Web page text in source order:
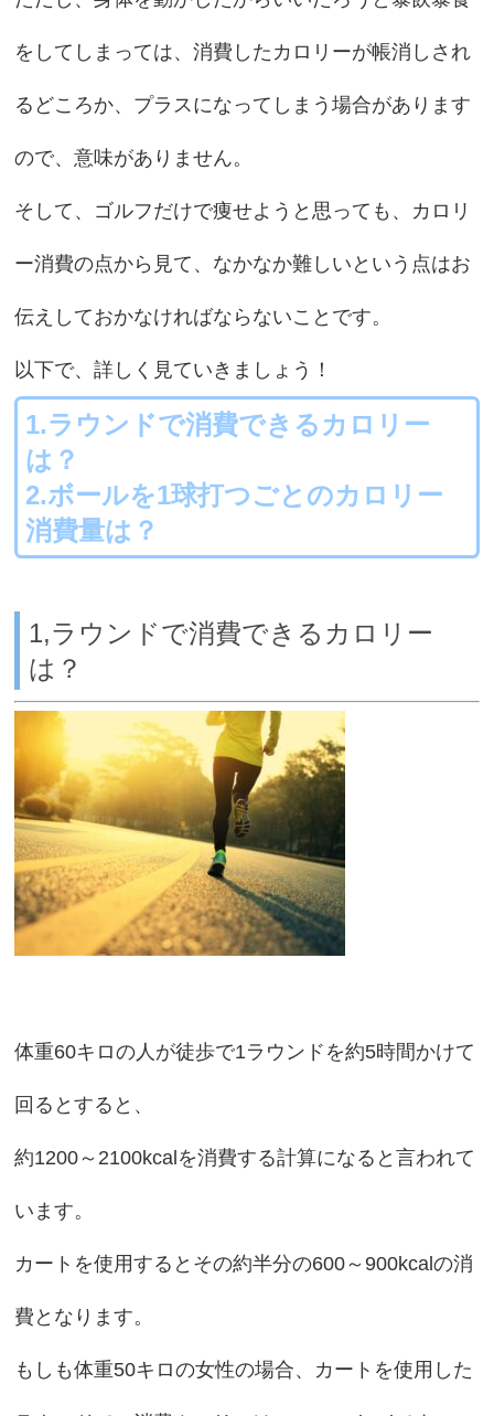
をしてしまっては、消費したカロリーが帳消しされ
るどころか、プラスになってしまう場合があります
ので、意味がありません。
そして、ゴルフだけで痩せようと思っても、カロリ
ー消費の点から見て、なかなか難しいという点はお
伝えしておかなければならないことです。
以下で、詳しく見ていきましょう！
1.ラウンドで消費できるカロリー
は？
2.ボールを1球打つごとのカロリー
消費量は？
1,ラウンドで消費できるカロリー
は？
体重60キロの人が徒歩で1ラウンドを約5時間かけて
回るとすると、
約1200～2100kcalを消費する計算になると言われて
います。
カートを使用するとその約半分の600～900kcalの消
費となります。
もしも体重50キロの女性の場合、カートを使用した